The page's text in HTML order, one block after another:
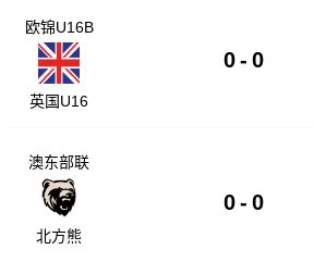
欧锦U16B
英国U16
0 - 0
澳东部联
北方熊
0 - 0